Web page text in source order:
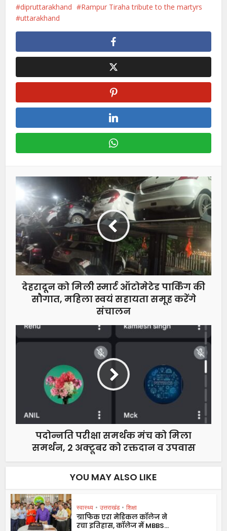
dipruttarakhand
Rampur Tiraha tribute to the martyrs
uttarakhand
देहरादून को मिली स्मार्ट ऑटोमेटेड पार्किंग की
सौगात, महिला स्वयं सहायता समूह करेंगे
संचालन
पदोन्नति परीक्षा समर्थक मंच को मिला
समर्थन, 2 अक्टूबर को रक्तदान व उपवास
YOU MAY ALSO LIKE
स्वास्थ्य • उत्तराखंड • शिक्षा
ग्राफिक एरा मेडिकल कॉलेज ने
रचा इतिहास, कॉलेज में MBBS...